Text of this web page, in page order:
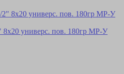
8х20 универс. пов. 180гр MP-У